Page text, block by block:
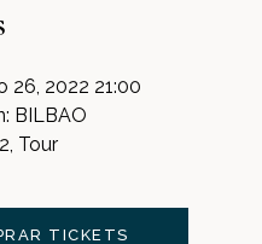
26, 2022 21:00
BILBAO
Tour
TICKETS